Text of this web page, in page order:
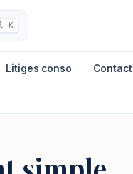
K
Litiges conso Contact